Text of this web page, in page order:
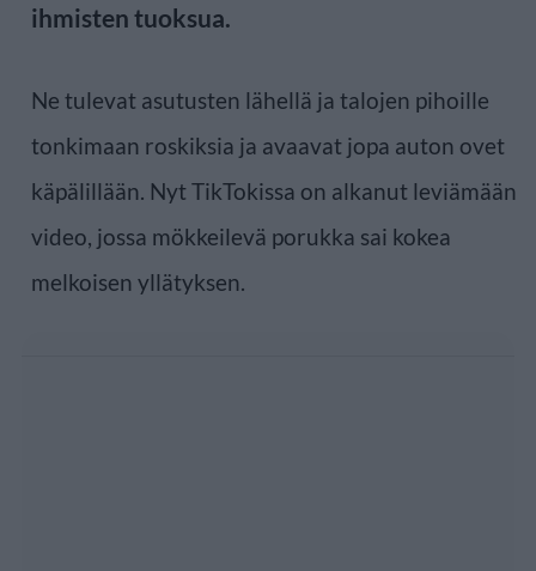
ihmisten tuoksua.
Ne tulevat asutusten lähellä ja talojen pihoille
tonkimaan roskiksia ja avaavat jopa auton ovet
käpälillään. Nyt TikTokissa on alkanut leviämään
video, jossa mökkeilevä porukka sai kokea
melkoisen yllätyksen.